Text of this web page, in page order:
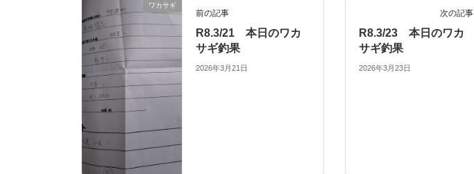
ワカサギ
前の記事
R8.3/21 本日のワカ
サギ釣果
2026年3月21日
次の記事
R8.3/23 本日のワカ
サギ釣果
2026年3月23日